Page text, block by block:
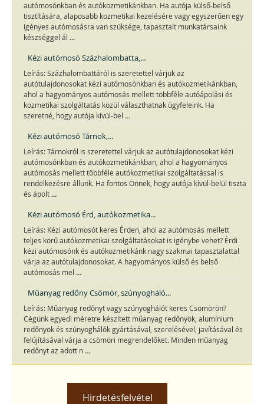
autómosónkban és autókozmetikánkban. Ha autója külső-belső
tisztítására, alaposabb kozmetikai kezelésére vagy egyszerűen egy
igényes autómosásra van szüksége, tapasztalt munkatársaink
készséggel ál ...
Kézi autómosó Százhalombatta,...
Leírás: Százhalombattáról is szeretettel várjuk az
autótulajdonosokat kézi autómosónkban és autókozmetikánkban,
ahol a hagyományos autómosás mellett többféle autóápolási és
kozmetikai szolgáltatás közül választhatnak ügyfeleink. Ha
szeretné, hogy autója kívül-bel ...
Kézi autómosó Tárnok,...
Leírás: Tárnokról is szeretettel várjuk az autótulajdonosokat kézi
autómosónkban és autókozmetikánkban, ahol a hagyományos
autómosás mellett többféle autókozmetikai szolgáltatással is
rendelkezésre állunk. Ha fontos Önnek, hogy autója kívül-belül tiszta
és ápolt ...
Kézi autómosó Érd, autókozmetika...
Leírás: Kézi autómosót keres Érden, ahol az autómosás mellett
teljes körű autókozmetikai szolgáltatásokat is igénybe vehet? Érdi
kézi autómosónk és autókozmetikánk nagy szakmai tapasztalattal
várja az autótulajdonosokat. A hagyományos külső és belső
autómosás mel ...
Műanyag redőny Csömör, szúnyogháló...
Leírás: Műanyag redőnyt vagy szúnyoghálót keres Csömörön?
Cégünk egyedi méretre készített műanyag redőnyök, alumínium
redőnyök és szúnyoghálók gyártásával, szerelésével, javításával és
felújításával várja a csömöri megrendelőket. Minden műanyag
redőnyt az adott n ...
Hirdetésfelvétel